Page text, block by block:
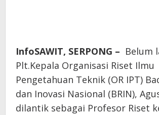
InfoSAWIT, SERPONG – Belum
Plt.Kepala Organisasi Riset Ilmu
Pengetahuan Teknik (OR IPT)
dan Inovasi Nasional (BRIN),
dilantik sebagai Profesor Riset